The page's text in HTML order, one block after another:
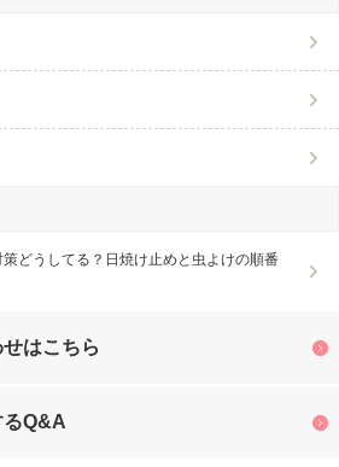
どうしてる？日焼け止めと虫よけの順番
はこちら
るQ&A